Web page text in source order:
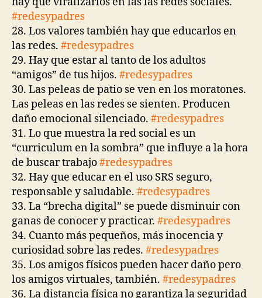
#redesypadres
28. Los valores también hay que educarlos en
las redes. #redesypadres
29. Hay que estar al tanto de los adultos
“amigos” de tus hijos. #redesypadres
30. Las peleas de patio se ven en los moratones.
Las peleas en las redes se sienten. Producen
daño emocional silenciado. #redesypadres
31. Lo que muestra la red social es un
“curriculum en la sombra” que influye a la hora
de buscar trabajo#redesypadres
32. Hay que educar en el uso SRS seguro,
responsable y saludable. #redesypadres
33. La “brecha digital” se puede disminuir con
ganas de conocer y practicar. #redesypadres
34. Cuanto más pequeños, más inocencia y
curiosidad sobre las redes. #redesypadres
35. Los amigos físicos pueden hacer daño pero
los amigos virtuales, también. #redesypadres
36. La distancia física no garantiza la seguridad